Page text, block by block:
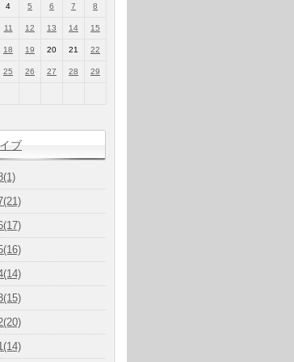
4 5 6 7 8
11 12 13 14 15
18 19 20 21 22
25 26 27 28 29
ブ